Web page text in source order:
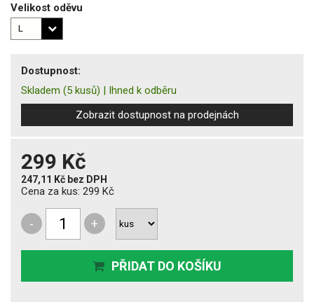
Velikost oděvu
Dostupnost:
Skladem (5 kusů) | Ihned k odběru
Zobrazit dostupnost na prodejnách
299 Kč
247,11 Kč bez DPH
Cena za kus: 299 Kč
- +
PŘIDAT DO KOŠÍKU